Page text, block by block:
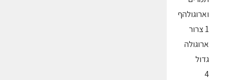
וארוגולהף
1 צרור
ארוגולה
גדול
4